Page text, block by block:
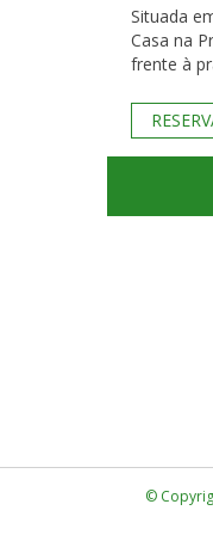
Situada
Casa na
frente à
©